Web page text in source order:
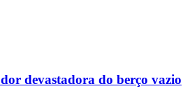
devastadora do berço vazio